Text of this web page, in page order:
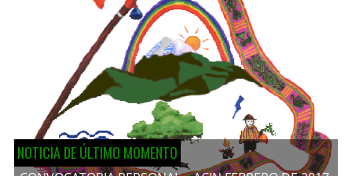
NOTICIA DE ÚLTIMO MOMENTO